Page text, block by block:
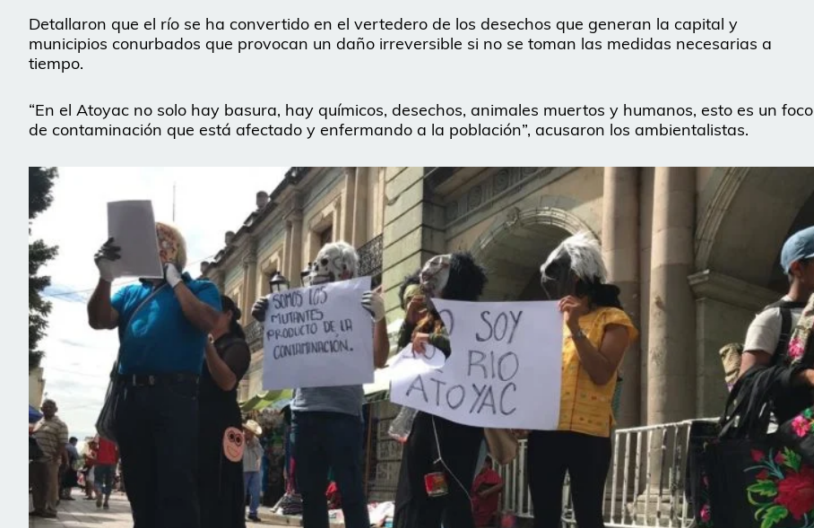
Detallaron que el río se ha convertido en el vertedero de los desechos que generan la capital y
municipios conurbados que provocan un daño irreversible si no se toman las medidas necesarias a
tiempo.
“En el Atoyac no solo hay basura, hay químicos, desechos, animales muertos y humanos, esto es un foco
de contaminación que está afectado y enfermando a la población”, acusaron los ambientalistas.